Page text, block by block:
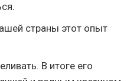
страны этот опыт
В итоге его